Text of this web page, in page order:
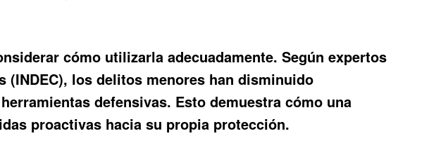
cómo utilizarla adecuadamente. Según expertos
los delitos menores han disminuido
defensivas. Esto demuestra cómo una
proactivas hacia su propia protección.